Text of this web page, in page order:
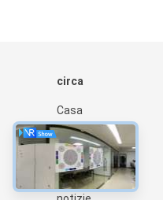
circa
Casa
Prodotti
Mostra VR
Chi siamo